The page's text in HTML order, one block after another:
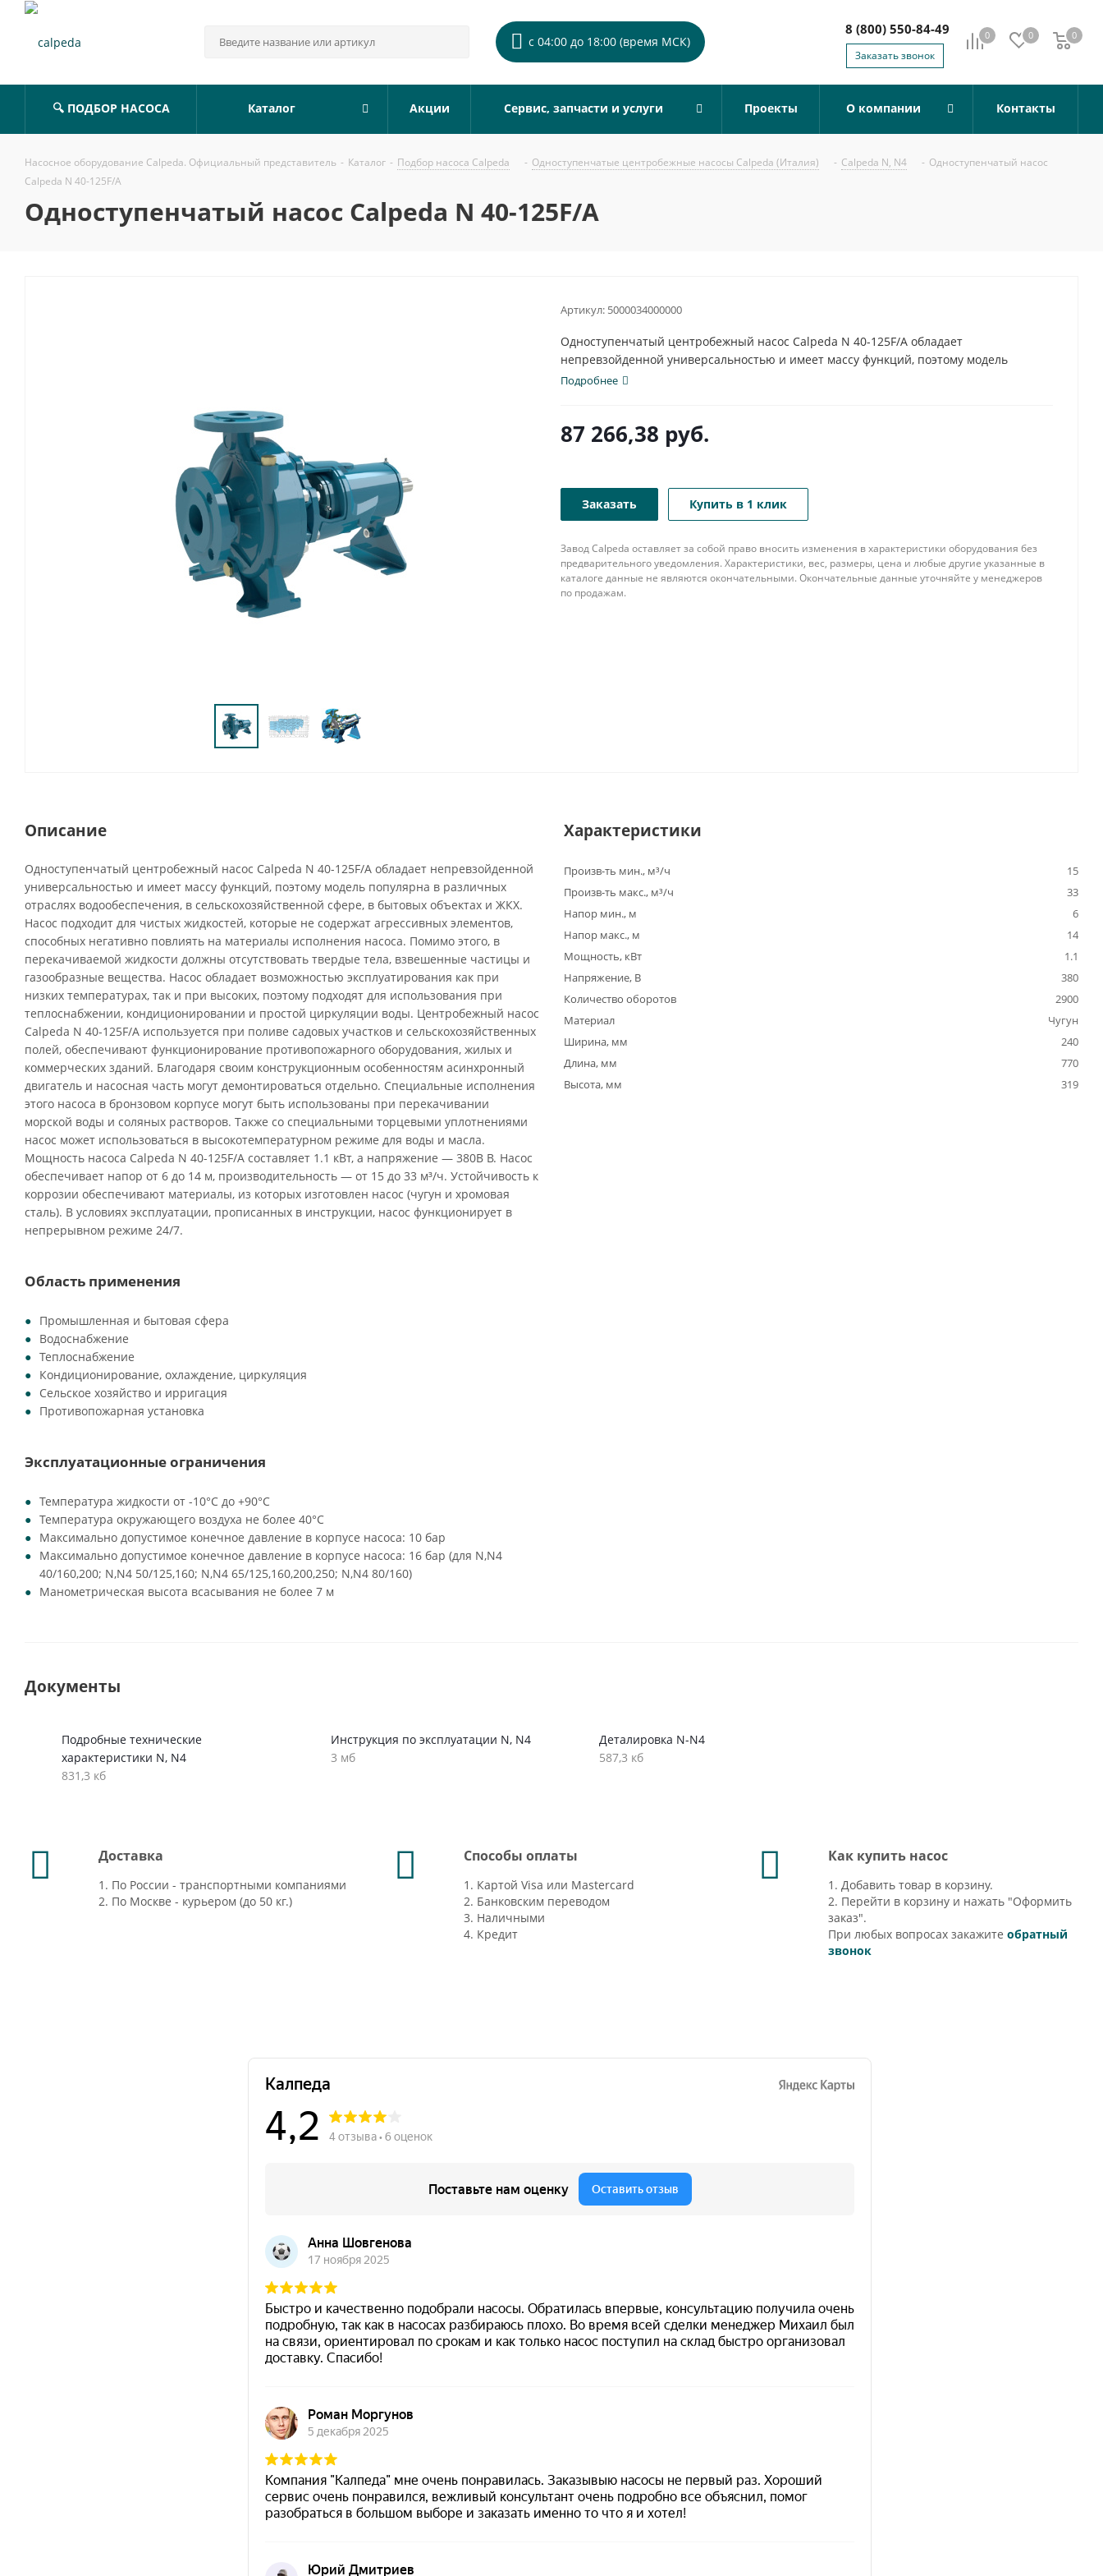
с 04:00 до 18:00 (время МСК) 0 0 0
0
8 (800) 550-84-49
Заказать звонок
🔍 ПОДБОР НАСОСА Каталог Акции Сервис, запчасти и услуги Проекты О компании Контакты
Насосное оборудование Calpeda. Официальный представитель - Каталог - Подбор насоса Calpeda - Одноступенчатые центробежные насосы Calpeda (Италия) - Calpeda N, N4 - Одноступенчатый насос
Calpeda N 40-125F/A
Одноступенчатый насос Calpeda N 40-125F/A
Артикул: 5000034000000
Одноступенчатый центробежный насос Calpeda N 40-125F/A обладает
непревзойденной универсальностью и имеет массу функций, поэтому модель
популярна в различных...
Подробнее
87 266,38 руб.
Заказать Купить в 1 клик
Завод Calpeda оставляет за собой право вносить изменения в характеристики оборудования без
предварительного уведомления. Характеристики, вес, размеры, цена и любые другие указанные в
каталоге данные не являются окончательными. Окончательные данные уточняйте у менеджеров
по продажам.
Описание
Одноступенчатый центробежный насос Calpeda N 40-125F/A обладает непревзойденной
универсальностью и имеет массу функций, поэтому модель популярна в различных
отраслях водообеспечения, в сельскохозяйственной сфере, в бытовых объектах и ЖКХ.
Насос подходит для чистых жидкостей, которые не содержат агрессивных элементов,
способных негативно повлиять на материалы исполнения насоса. Помимо этого, в
перекачиваемой жидкости должны отсутствовать твердые тела, взвешенные частицы и
газообразные вещества. Насос обладает возможностью эксплуатирования как при
низких температурах, так и при высоких, поэтому подходят для использования при
теплоснабжении, кондиционировании и простой циркуляции воды. Центробежный насос
Calpeda N 40-125F/A используется при поливе садовых участков и сельскохозяйственных
полей, обеспечивают функционирование противопожарного оборудования, жилых и
коммерческих зданий. Благодаря своим конструкционным особенностям асинхронный
двигатель и насосная часть могут демонтироваться отдельно. Специальные исполнения
этого насоса в бронзовом корпусе могут быть использованы при перекачивании
морской воды и соляных растворов. Также со специальными торцевыми уплотнениями
насос может использоваться в высокотемпературном режиме для воды и масла.
Мощность насоса Calpeda N 40-125F/A составляет 1.1 кВт, а напряжение — 380В В. Насос
обеспечивает напор от 6 до 14 м, производительность — от 15 до 33 м³/ч. Устойчивость к
коррозии обеспечивают материалы, из которых изготовлен насос (чугун и хромовая
сталь). В условиях эксплуатации, прописанных в инструкции, насос функционирует в
непрерывном режиме 24/7.
Область применения
Промышленная и бытовая сфера
Водоснабжение
Теплоснабжение
Кондиционирование, охлаждение, циркуляция
Сельское хозяйство и ирригация
Противопожарная установка
Эксплуатационные ограничения
Температура жидкости от -10°C до +90°C
Температура окружающего воздуха не более 40°C
Максимально допустимое конечное давление в корпусе насоса: 10 бар
Максимально допустимое конечное давление в корпусе насоса: 16 бар (для N,N4
40/160,200; N,N4 50/125,160; N,N4 65/125,160,200,250; N,N4 80/160)
Манометрическая высота всасывания не более 7 м
Характеристики
Произв-ть мин., м³/ч
15
Произв-ть макс., м³/ч
33
Напор мин., м
6
Напор макс., м
14
Мощность, кВт
1.1
Напряжение, В
380
Количество оборотов
2900
Материал
Чугун
Ширина, мм
240
Длина, мм
770
Высота, мм
319
Документы
Подробные технические
характеристики N, N4
831,3 кб
Инструкция по эксплуатации N, N4
3 мб
Деталировка N-N4
587,3 кб
Доставка
1. По России - транспортными компаниями
2. По Москве - курьером (до 50 кг.)
Способы оплаты
1. Картой Visa или Mastercard
2. Банковским переводом
3. Наличными
4. Кредит
Как купить насос
1. Добавить товар в корзину.
2. Перейти в корзину и нажать "Оформить
заказ".
При любых вопросах закажитеобратный
звонок